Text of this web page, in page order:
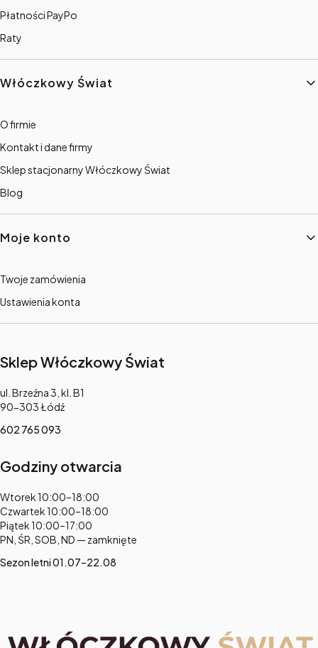
Płatności PayPo
Raty
Włóczkowy Świat
O firmie
Kontakt i dane firmy
Sklep stacjonarny Włóczkowy Świat
Blog
Moje konto
Twoje zamówienia
Ustawienia konta
Sklep Włóczkowy Świat
Adres:
ul. Brzeźna 3, kl. B1
90-303 Łódź
602 765 093
Godziny otwarcia
Adres:
Wtorek 10:00–18:00
Czwartek 10:00–18:00
Piątek 10:00–17:00
PN, ŚR, SOB, ND — zamknięte
Sezon letni 01.07–22.08